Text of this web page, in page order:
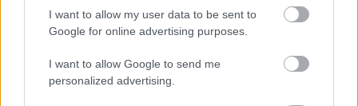
I want to allow my user data to be sent to
Google for online advertising purposes.
I want to allow Google to send me
personalized advertising.
Az előadásról kritikák is olvashatók példáulITT